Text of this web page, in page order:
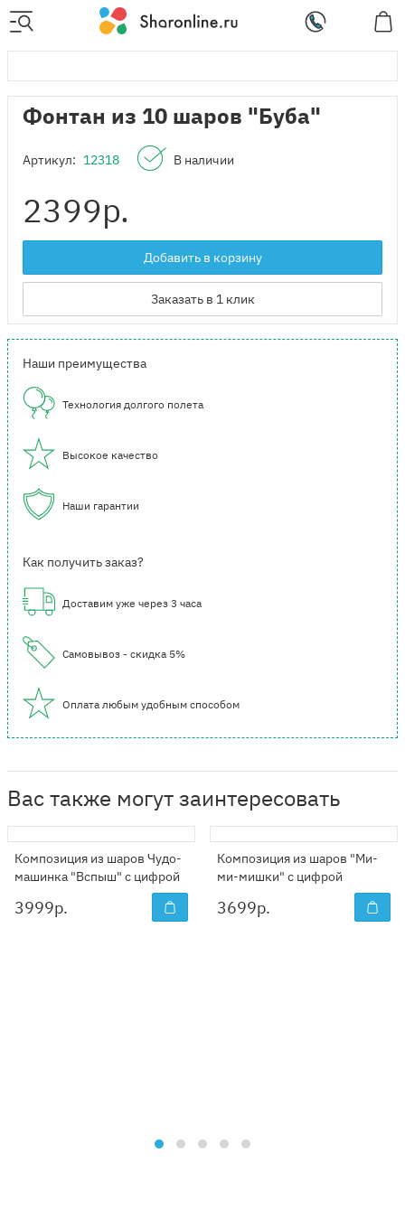
Фонтан из 10 шаров "Буба"
Артикул: 12318 В наличии
2399р.
Добавить в корзину
Заказать в 1 клик
Наши преимущества
Технология долгого полета
Высокое качество
Наши гарантии
Как получить заказ?
Доставим уже через 3 часа
Самовывоз - скидка 5%
Оплата любым удобным способом
Вас также могут заинтересовать
Композиция из шаров Чудо-
машинка "Вспыш" с цифрой
3999р.
Композиция из шаров "Ми-
ми-мишки" с цифрой
3699р.